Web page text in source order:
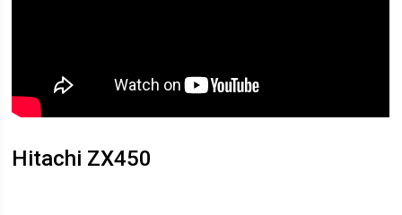
Hitachi ZX450